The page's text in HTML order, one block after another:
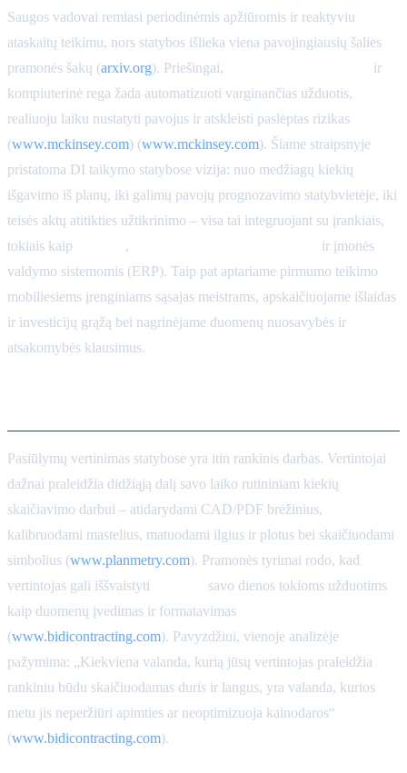
Saugos vadovai remiasi periodinėmis apžiūromis ir reaktyviu
ataskaitų teikimu, nors statybos išlieka viena pavojingiausių šalies
pramonės šakų (arxiv.org). Priešingai,
ir
kompiuterinė rega žada automatizuoti varginančias užduotis,
realiuoju laiku nustatyti pavojus ir atskleisti paslėptas rizikas
(www.mckinsey.com) (www.mckinsey.com). Šiame straipsnyje
pristatoma DI taikymo statybose vizija: nuo medžiagų kiekių
išgavimo iš planų, iki galimų pavojų prognozavimo statybvietėje, iki
teisės aktų atitikties užtikrinimo – visa tai integruojant su įrankiais,
tokiais kaip
,
ir įmonės
valdymo sistemomis (ERP). Taip pat aptariame pirmumo teikimo
mobiliesiems įrenginiams sąsajas meistrams, apskaičiuojame išlaidas
ir investicijų grąžą bei nagrinėjame duomenų nuosavybės ir
atsakomybės klausimus.
Pasiūlymų vertinimas statybose yra itin rankinis darbas. Vertintojai
dažnai praleidžia didžiąją dalį savo laiko rutininiam kiekių
skaičiavimo darbui – atidarydami CAD/PDF brėžinius,
kalibruodami mastelius, matuodami ilgius ir plotus bei skaičiuodami
simbolius (www.planmetry.com). Pramonės tyrimai rodo, kad
vertintojas gali iššvaistyti
savo dienos tokioms užduotims
kaip duomenų įvedimas ir formatavimas
(www.bidicontracting.com). Pavyzdžiui, vienoje analizėje
pažymima: „Kiekviena valanda, kurią jūsų vertintojas praleidžia
rankiniu būdu skaičiuodamas duris ir langus, yra valanda, kurios
metu jis neperžiūri apimties ar neoptimizuoja kainodaros“
(www.bidicontracting.com).